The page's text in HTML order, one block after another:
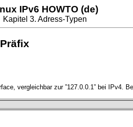
IPv6 HOWTO (de)
Kapitel 3. Adress-Typen
vergleichbar zur ”127.0.0.1” bei IPv4.